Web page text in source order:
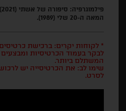
המאה ה-20 שלי (1989).
* לקוחות יקרים: ברכישת
לבקר בעמוד הכרטיסיות
המשתלם ביותר.
שימו לב: את הכרטיסייה יש
לסרט.